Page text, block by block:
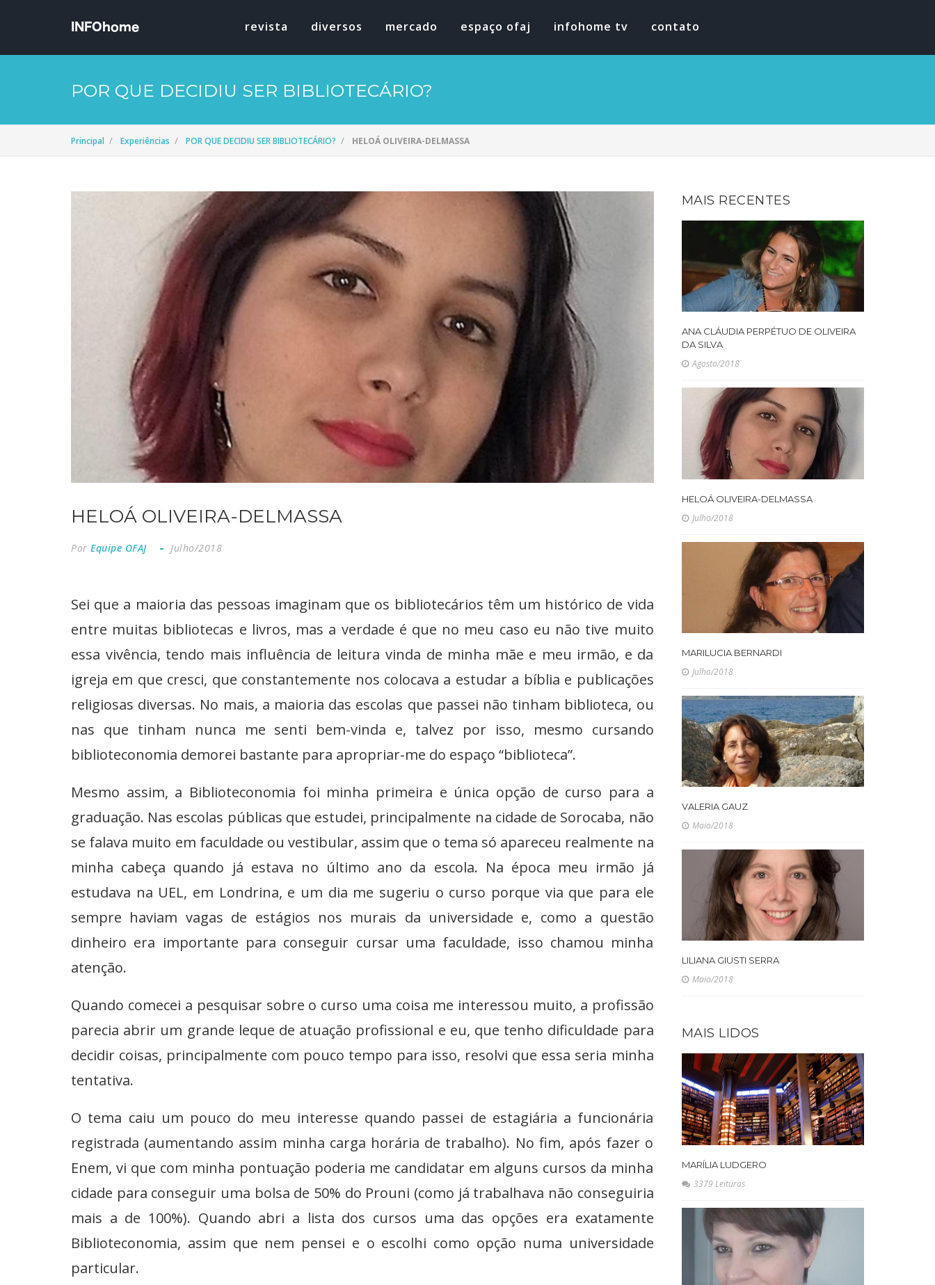
revista diversos mercado espaço ofaj infohome tv contato
POR QUE DECIDIU SER BIBLIOTECÁRIO?
Principal Experiências POR QUE DECIDIU SER BIBLIOTECÁRIO? HELOÁ OLIVEIRA-DELMASSA
HELOÁ OLIVEIRA-DELMASSA
Por Equipe OFAJ Julho/2018
Sei que a maioria das pessoas imaginam que os bibliotecários têm um histórico de vida
entre muitas bibliotecas e livros, mas a verdade é que no meu caso eu não tive muito
essa vivência, tendo mais influência de leitura vinda de minha mãe e meu irmão, e da
igreja em que cresci, que constantemente nos colocava a estudar a bíblia e publicações
religiosas diversas. No mais, a maioria das escolas que passei não tinham biblioteca, ou
nas que tinham nunca me senti bem-vinda e, talvez por isso, mesmo cursando
biblioteconomia demorei bastante para apropriar-me do espaço “biblioteca”.
Mesmo assim, a Biblioteconomia foi minha primeira e única opção de curso para a
graduação. Nas escolas públicas que estudei, principalmente na cidade de Sorocaba, não
se falava muito em faculdade ou vestibular, assim que o tema só apareceu realmente na
minha cabeça quando já estava no último ano da escola. Na época meu irmão já
estudava na UEL, em Londrina, e um dia me sugeriu o curso porque via que para ele
sempre haviam vagas de estágios nos murais da universidade e, como a questão
dinheiro era importante para conseguir cursar uma faculdade, isso chamou minha
atenção.
Quando comecei a pesquisar sobre o curso uma coisa me interessou muito, a profissão
parecia abrir um grande leque de atuação profissional e eu, que tenho dificuldade para
decidir coisas, principalmente com pouco tempo para isso, resolvi que essa seria minha
tentativa.
O tema caiu um pouco do meu interesse quando passei de estagiária a funcionária
registrada (aumentando assim minha carga horária de trabalho). No fim, após fazer o
Enem, vi que com minha pontuação poderia me candidatar em alguns cursos da minha
cidade para conseguir uma bolsa de 50% do Prouni (como já trabalhava não conseguiria
mais a de 100%). Quando abri a lista dos cursos uma das opções era exatamente
Biblioteconomia, assim que nem pensei e o escolhi como opção numa universidade
particular.
MAIS RECENTES
ANA CLÁUDIA PERPÉTUO DE OLIVEIRA
DA SILVA
Agosto/2018
HELOÁ OLIVEIRA-DELMASSA
Julho/2018
MARILUCIA BERNARDI
Julho/2018
VALERIA GAUZ
Maio/2018
LILIANA GIUSTI SERRA
Maio/2018
MAIS LIDOS
MARÍLIA LUDGERO
3379 Leituras